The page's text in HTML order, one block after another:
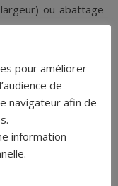
ou abattage
–
pour améliorer
de
navigateur afin de
information